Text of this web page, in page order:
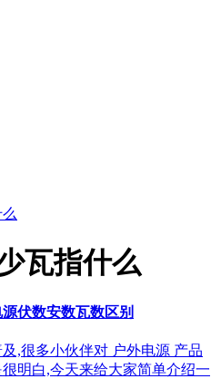
瓦指什么
伏数安数瓦数区别
,很多小伙伴对 户外电源 产品
明白,今天来给大家简单介绍一